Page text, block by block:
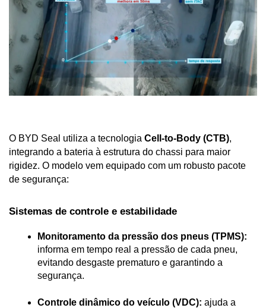
O BYD Seal utiliza a tecnologia Cell-to-Body (CTB),
integrando a bateria à estrutura do chassi para maior
rigidez. O modelo vem equipado com um robusto pacote
de segurança:
Sistemas de controle e estabilidade
Monitoramento da pressão dos pneus (TPMS):
informa em tempo real a pressão de cada pneu,
evitando desgaste prematuro e garantindo a
segurança.
Controle dinâmico do veículo (VDC): ajuda a